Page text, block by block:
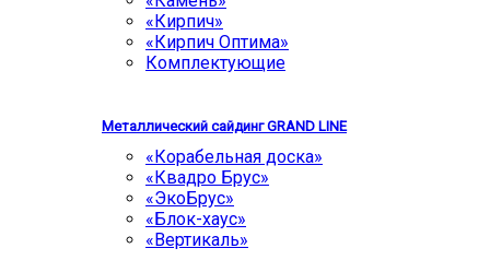
«Кирпич»
«Кирпич Оптима»
Комплектующие
Металлический сайдинг GRAND LINE
«Корабельная доска»
«Квадро Брус»
«ЭкоБрус»
«Блок-хаус»
«Вертикаль»